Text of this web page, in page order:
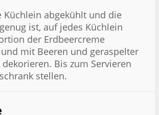
Küchlein abgekühlt und die
ist, auf jedes Küchlein
der Erdbeercreme
mit Beeren und geraspelter
dekorieren. Bis zum Servieren
stellen.